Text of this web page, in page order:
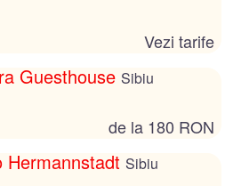
Vezi tarife
Guesthouse Sibiu
de la 180 RON
Hermannstadt Sibiu